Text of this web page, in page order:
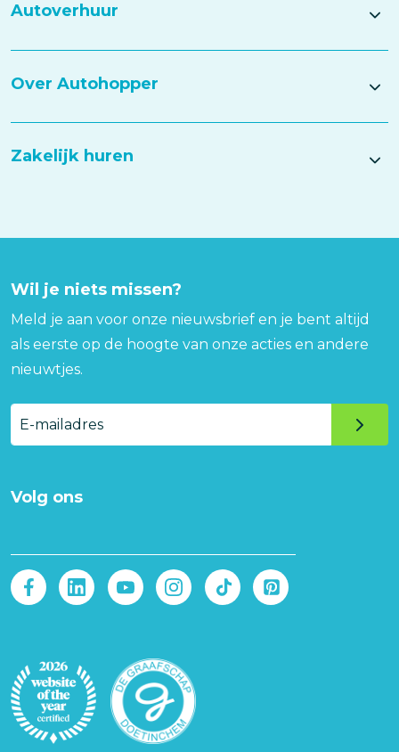
Autoverhuur
Over Autohopper
Zakelijk huren
Wil je niets missen?
Meld je aan voor onze nieuwsbrief en je bent altijd
als eerste op de hoogte van onze acties en andere
nieuwtjes.
E-
mailadres
Volg ons
Afbeelding Afbeelding